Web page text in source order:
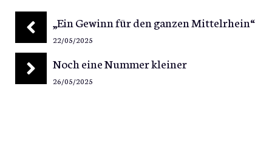
„Ein Gewinn für den ganzen Mittelrhein“
22/05/2025
Noch eine Nummer kleiner
26/05/2025